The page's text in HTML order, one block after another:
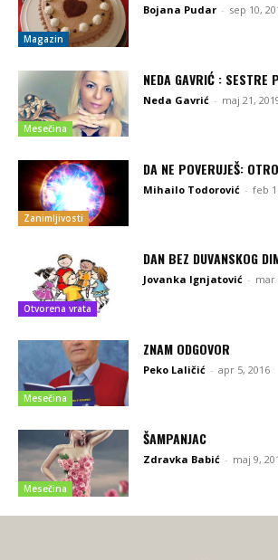
Magazin
Bojana Pudar - sep 10,
Mesečina
NEDA GAVRIĆ : SESTRE
Neda Gavrić - maj 21,
Zanimljivosti
DA NE POVERUJEŠ:
Mihailo Todorović - feb
Otvorena vrata
DAN BEZ DUVANSKOG
Jovanka Ignjatović - mar
Mesečina
ZNAM ODGOVOR
Peko Laličić - apr 5, 2016
Mesečina
ŠAMPANJAC
Zdravka Babić - maj 9,